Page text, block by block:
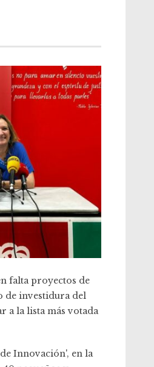
falta proyectos de
de investidura del
a la lista más votada
Innovación', en la